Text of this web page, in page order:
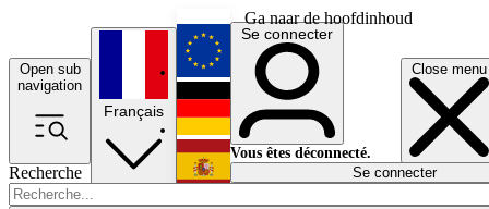
Ga naar de hoofdinhoud
Open sub
navigation
Close menu
Recherche
Français
English
Deutsch
Español
Se connecter
Vous êtes déconnecté.
Se connecter